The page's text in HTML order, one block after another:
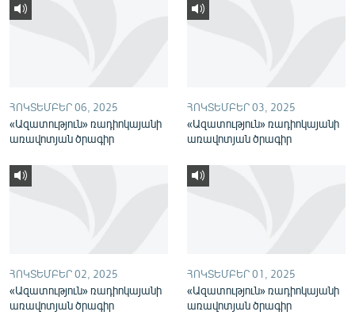
Հայերեն
ՀԵՏԵՎԵՔ ՄԵԶ
ՀՈԿՏԵՄԲԵՐ 06, 2025
«Ազատություն» ռադիոկայանի
առավոտյան ծրագիր
ՀՈԿՏԵՄԲԵՐ 03, 2025
«Ազատություն» ռադիոկայանի
առավոտյան ծրագիր
ՀՈԿՏԵՄԲԵՐ 02, 2025
«Ազատություն» ռադիոկայանի
առավոտյան ծրագիր
ՀՈԿՏԵՄԲԵՐ 01, 2025
«Ազատություն» ռադիոկայանի
առավոտյան ծրագիր